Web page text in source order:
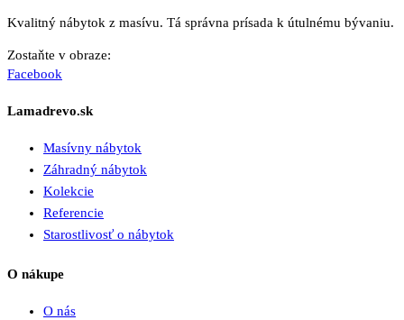
Kvalitný nábytok z masívu. Tá správna prísada k útulnému bývaniu.
Zostaňte v obraze:
Facebook
Lamadrevo.sk
Masívny nábytok
Záhradný nábytok
Kolekcie
Referencie
Starostlivosť o nábytok
O nákupe
O nás